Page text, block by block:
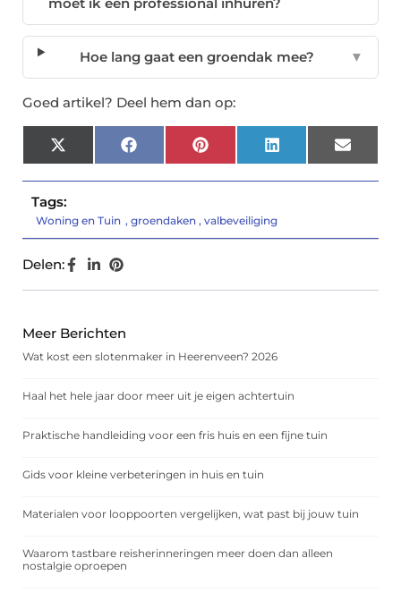
moet ik een professional inhuren?
Hoe lang gaat een groendak mee? ▼
Goed artikel? Deel hem dan op:
X
(Twitter)
FacebookPinterest LinkedIn Email
Tags:
Woning en Tuin , groendaken , valbeveiliging
Delen:
Meer Berichten
Wat kost een slotenmaker in Heerenveen? 2026
Haal het hele jaar door meer uit je eigen achtertuin
Praktische handleiding voor een fris huis en een fijne tuin
Gids voor kleine verbeteringen in huis en tuin
Materialen voor looppoorten vergelijken, wat past bij jouw tuin
Waarom tastbare reisherinneringen meer doen dan alleen
nostalgie oproepen